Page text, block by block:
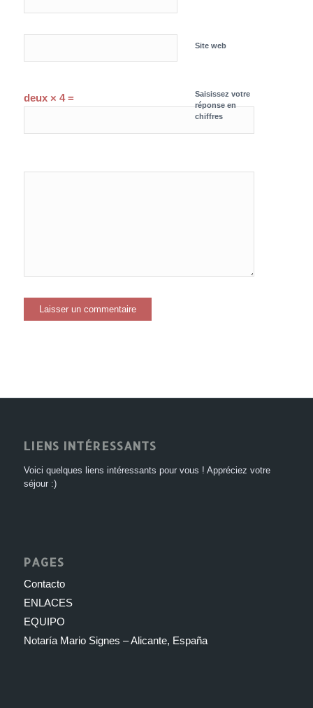
Site web
Saisissez votre
réponse en
chiffres
deux × 4 =
LIENS INTÉRESSANTS
Voici quelques liens intéressants pour vous ! Appréciez votre
séjour :)
PAGES
Contacto
ENLACES
EQUIPO
Notaría Mario Signes – Alicante, España